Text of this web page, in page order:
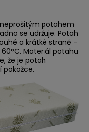
potahem
se udržuje. Potah
a krátké straně –
Materiál potahu
že je potah
pokožce.